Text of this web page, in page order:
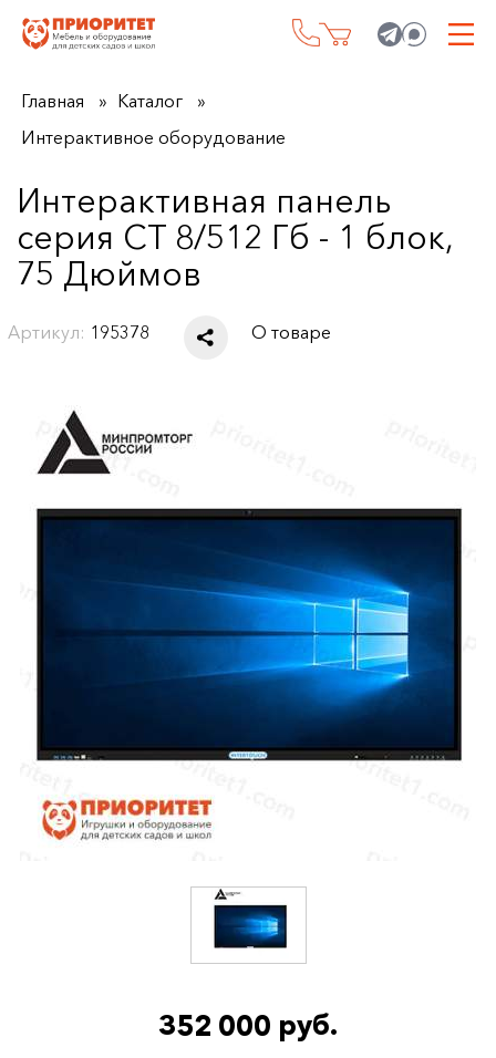
Главная
Каталог
Интерактивное оборудование
Интерактивная панель
серия CT 8/512 Гб - 1 блок,
75 Дюймов
Артикул: 195378 О товаре
352 000 руб.